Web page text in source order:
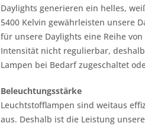
Daylights generieren ein helles,
5400 Kelvin gewährleisten unsere
für unsere Daylights eine Reihe
Intensität nicht regulierbar,
Lampen bei Bedarf zugeschaltet
Beleuchtungsstärke
Leuchtstofflampen sind weitaus
aus. Deshalb ist die Leistung